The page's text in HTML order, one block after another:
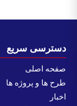
سریع
اصلی
ها و پروژه ها